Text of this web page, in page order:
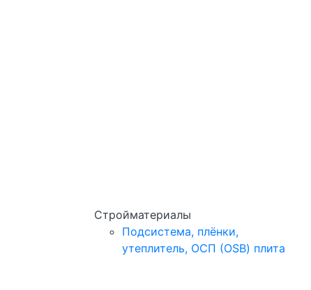
Стройматериалы
Подсистема, плёнки,
утеплитель, ОСП (OSB) плита